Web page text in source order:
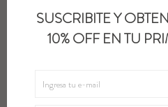
SUSCRIBITE Y
10% OFF EN TU